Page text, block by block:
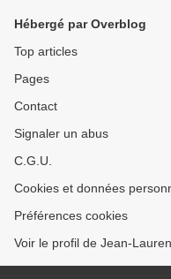
Charuel le 15 octobre
Hébergé par Overblog
Top articles
Pages
Contact
Signaler un abus
C.G.U.
Cookies et données
Préférences cookies
Voir le profil de Jean-